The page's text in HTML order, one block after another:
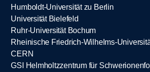
Humboldt-Universität zu Berlin
Universität Bielefeld
Ruhr-Universität Bochum
Rheinische Friedrich-Wilhelms-
CERN
GSI Helmholtzzentrum für